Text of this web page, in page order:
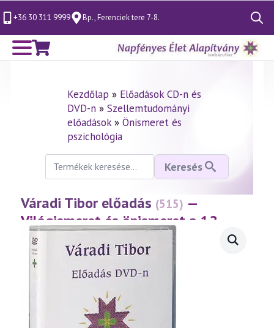
+36 30 311 9999 Bp., Ferenciek tere 7-8.
Search
for:
Kezdőlap » Előadások CD-n és
DVD-n» Szellemtudományi
előadások» Önismeret és
pszichológia
Keresés
következőre:
Keresés
Váradi Tibor előadás (515) —
Világismeret és önismeret a 12
érzékszerv által
(2009.03.29.)